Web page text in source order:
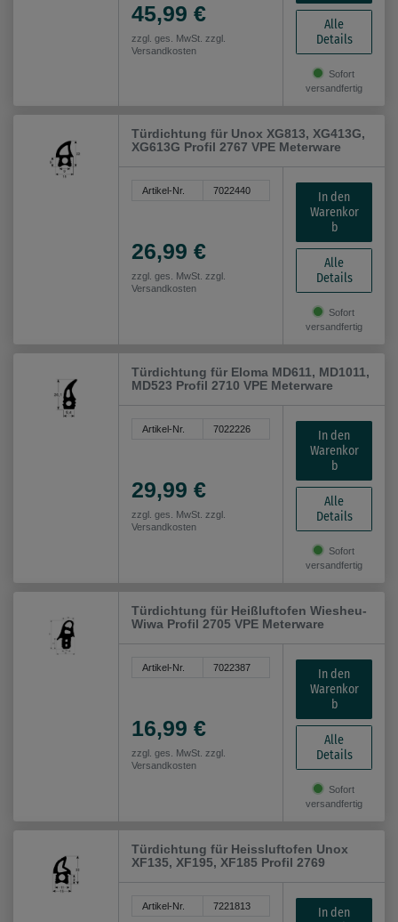
45,99 €
zzgl. ges. MwSt. zzgl.
Versandkosten
Alle
Details
Sofort
versandfertig
Türdichtung für Unox XG813, XG413G,
XG613G Profil 2767 VPE Meterware
Artikel-Nr. 7022440
26,99 €
zzgl. ges. MwSt. zzgl.
Versandkosten
In den
Warenkor
b
Alle
Details
Sofort
versandfertig
Türdichtung für Eloma MD611, MD1011,
MD523 Profil 2710 VPE Meterware
Artikel-Nr. 7022226
29,99 €
zzgl. ges. MwSt. zzgl.
Versandkosten
In den
Warenkor
b
Alle
Details
Sofort
versandfertig
Türdichtung für Heißluftofen Wiesheu-
Wiwa Profil 2705 VPE Meterware
Artikel-Nr. 7022387
16,99 €
zzgl. ges. MwSt. zzgl.
Versandkosten
In den
Warenkor
b
Alle
Details
Sofort
versandfertig
Türdichtung für Heissluftofen Unox
XF135, XF195, XF185 Profil 2769
Artikel-Nr. 7221813
In den